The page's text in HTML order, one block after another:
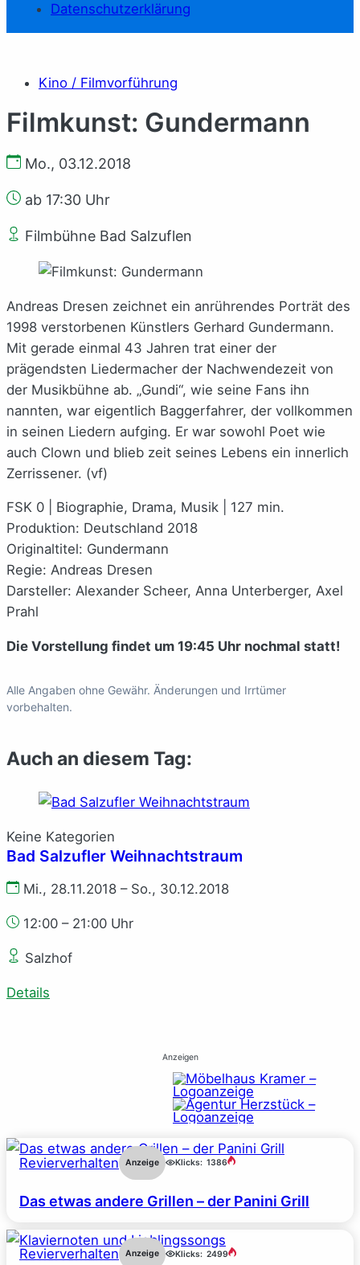
Datenschutzerklärung
Kino / Filmvorführung
Filmkunst: Gundermann
Mo., 03.12.2018
ab 17:30 Uhr
Filmbühne Bad Salzuflen
Andreas Dresen zeichnet ein anrührendes Porträt des
1998 verstorbenen Künstlers Gerhard Gundermann.
Mit gerade einmal 43 Jahren trat einer der
prägendsten Liedermacher der Nachwendezeit von
der Musikbühne ab. „Gundi“, wie seine Fans ihn
nannten, war eigentlich Baggerfahrer, der vollkommen
in seinen Liedern aufging. Er war sowohl Poet wie
auch Clown und blieb zeit seines Lebens ein innerlich
Zerrissener. (vf)
FSK 0 | Biographie, Drama, Musik | 127 min.
Produktion: Deutschland 2018
Originaltitel: Gundermann
Regie: Andreas Dresen
Darsteller: Alexander Scheer, Anna Unterberger, Axel
Prahl
Die Vorstellung findet um 19:45 Uhr nochmal statt!
Alle Angaben ohne Gewähr. Änderungen und Irrtümer
vorbehalten.
Auch an diesem Tag:
Keine Kategorien
Bad Salzufler Weihnachtstraum
Mi., 28.11.2018 – So., 30.12.2018
12:00 – 21:00 Uhr
Salzhof
Details
Anzeigen
Revierverhalten Anzeige Klicks: 1386
Das etwas andere Grillen – der Panini Grill
Revierverhalten Anzeige Klicks: 2499